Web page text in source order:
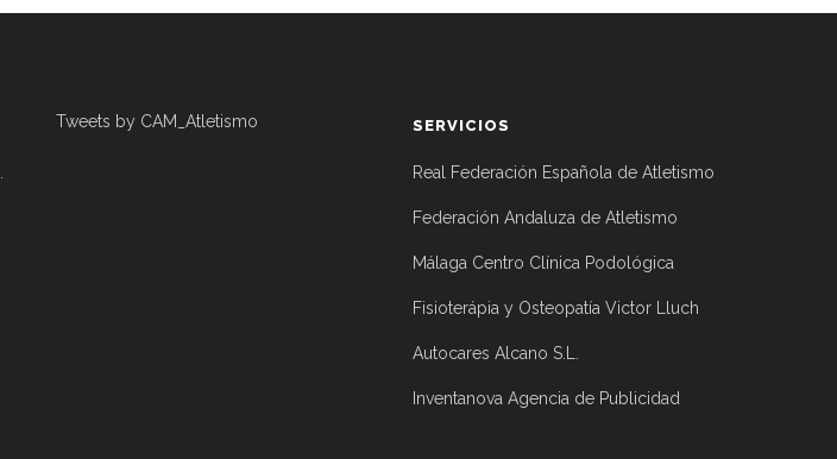
Tweets by CAM_Atletismo SERVICIOS
Real Federación Española de Atletismo
Federación Andaluza de Atletismo
Málaga Centro Clínica Podológica
Fisioterápia y Osteopatía Victor Lluch
Autocares Alcano S.L.
Inventanova Agencia de Publicidad